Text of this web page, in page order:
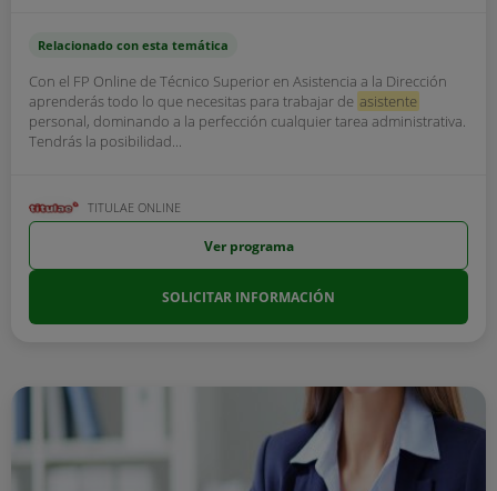
Relacionado con esta temática
Con el FP Online de Técnico Superior en Asistencia a la Dirección
aprenderás todo lo que necesitas para trabajar de asistente
personal, dominando a la perfección cualquier tarea administrativa.
Tendrás la posibilidad...
TITULAE ONLINE
Ver programa
SOLICITAR INFORMACIÓN